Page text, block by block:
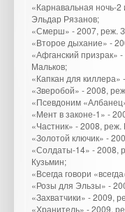
«Карнавальная ночь-2
Эльдар Рязанов;
«Смерш» - 2007, реж.
«Второе дыхание» -
«Афганский призрак»
Мальков;
«Капкан для
«Зверобой» - 2008,
«Псевдоним
«Мент в законе-1» -
«Частник» - 2008,
«Золотой ключик» -
«Солдаты-14» - 2008,
Кузьмин;
«Всегда говори
«Розы для Эльзы» -
«Захватчики» - 2009,
«Хранитель» - 2009,